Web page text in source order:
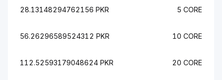
28.13148294762156 PKR 5 CORE
56.26296589524312 PKR 10 CORE
112.52593179048624 PKR 20 CORE